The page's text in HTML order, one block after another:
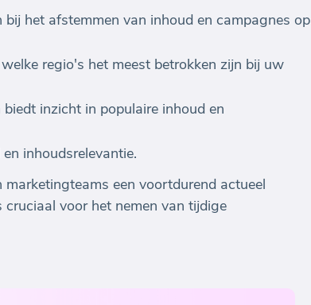
het afstemmen van inhoud en campagnes op
regio's het meest betrokken zijn bij uw
inzicht in populaire inhoud en
inhoudsrelevantie.
een voortdurend actueel
cruciaal voor het nemen van tijdige